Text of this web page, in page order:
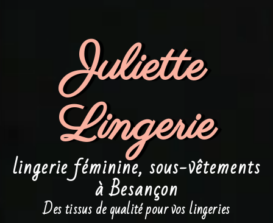
Juliette
Lingerie
lingerie féminine, sous-vêtements
à Besançon
Des tissus de qualité pour vos lingeries